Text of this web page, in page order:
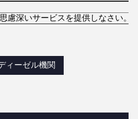
慮深いサービスを提供しなさい。
ィーゼル機関